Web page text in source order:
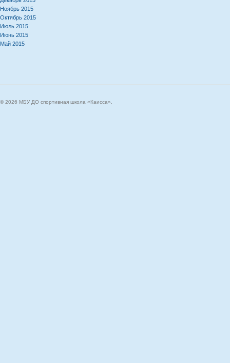
Ноябрь 2015
Октябрь 2015
Июль 2015
Июнь 2015
Май 2015
© 2026 МБУ ДО спортивная школа «Каисса».